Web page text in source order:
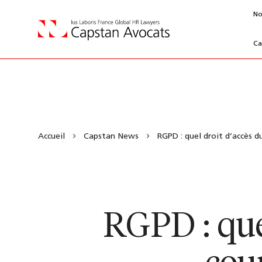
Accueil Capstan News RGPD : quel droit d’accès
RGPD :